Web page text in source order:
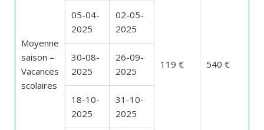
Moyenne
saison –
Vacances
scolaires
119 € 540 €
05-04-
2025
02-05-
2025
30-08-
2025
26-09-
2025
18-10-
2025
31-10-
2025